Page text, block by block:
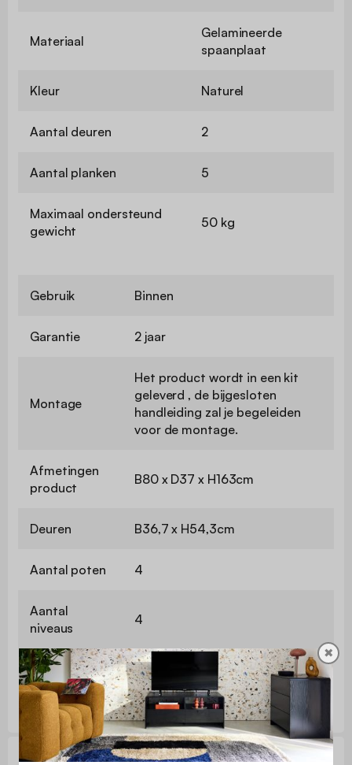
Materiaal
Gelamineerde
spaanplaat
Kleur Naturel
Aantal deuren 2
Aantal planken 5
Maximaal ondersteund
gewicht
50 kg
Gebruik Binnen
Garantie 2 jaar
Montage
Het product wordt in een kit
geleverd , de bijgesloten
handleiding zal je begeleiden
voor de montage.
Afmetingen
product
B80 x D37 x H163cm
Deuren B36,7 x H54,3cm
Aantal poten 4
Aantal
niveaus
4
Nettogewicht 33,1kg
✖